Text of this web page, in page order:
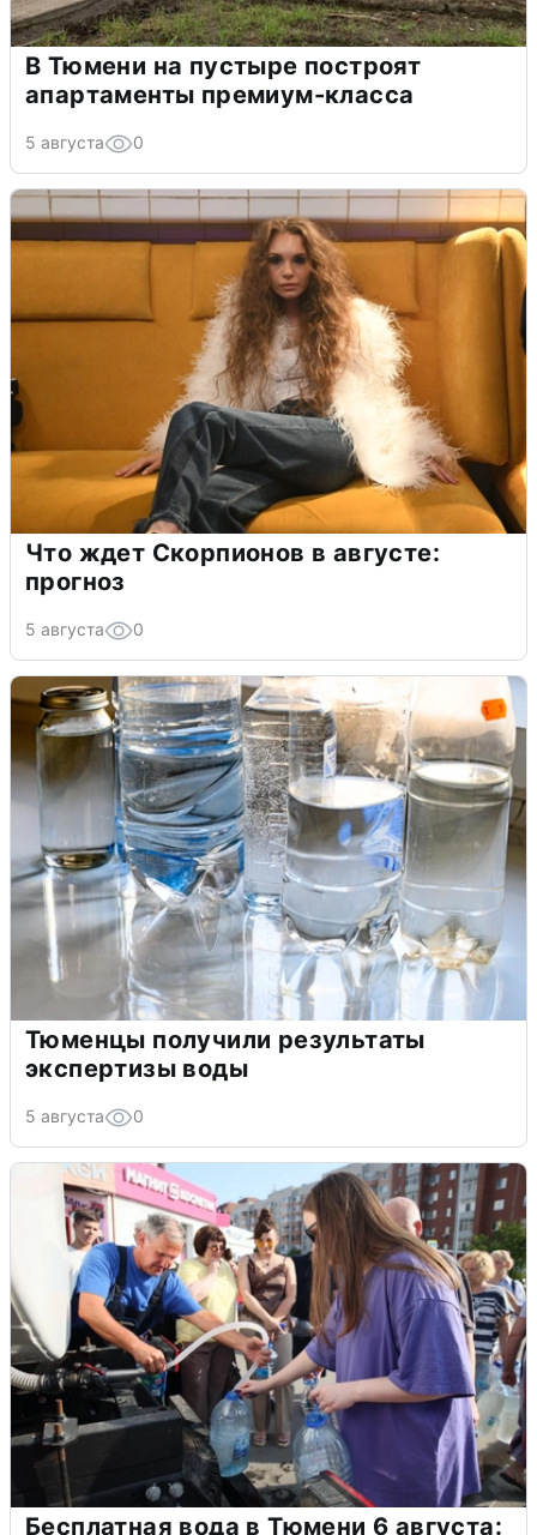
В Тюмени на пустыре построят
апартаменты премиум-класса
5 августа 0
Что ждет Скорпионов в августе:
прогноз
5 августа 0
Тюменцы получили результаты
экспертизы воды
5 августа 0
Бесплатная вода в Тюмени 6 августа: